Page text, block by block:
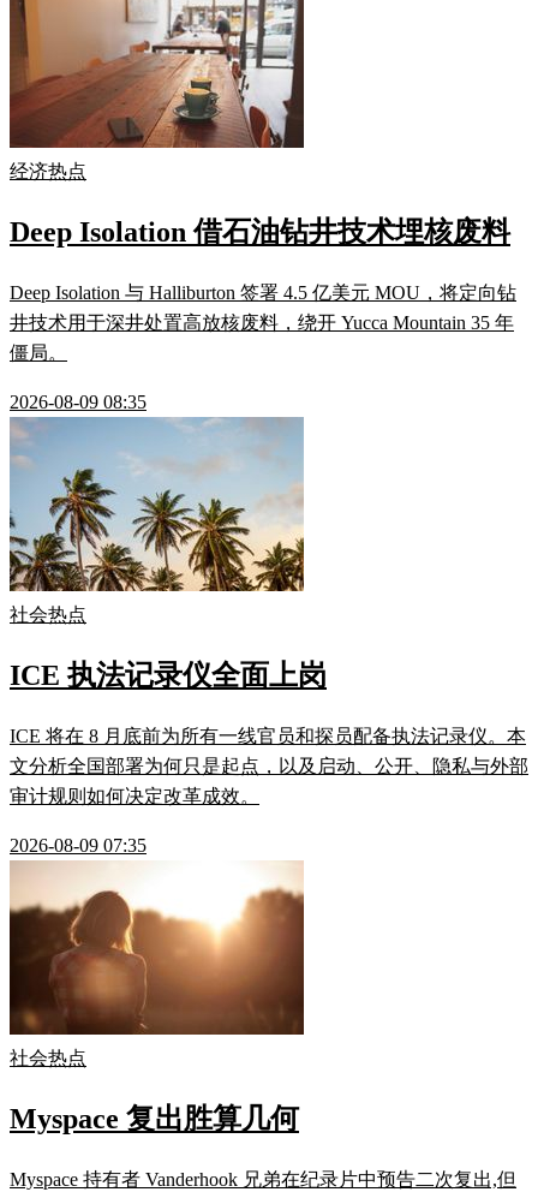
经济热点
Deep Isolation 借石油钻井技术埋核废料
Deep Isolation 与 Halliburton 签署 4.5 亿美元 MOU，将定向钻
井技术用于深井处置高放核废料，绕开 Yucca Mountain 35 年
僵局。
2026-08-09 08:35
社会热点
ICE 执法记录仪全面上岗
ICE 将在 8 月底前为所有一线官员和探员配备执法记录仪。本
文分析全国部署为何只是起点，以及启动、公开、隐私与外部
审计规则如何决定改革成效。
2026-08-09 07:35
社会热点
Myspace 复出胜算几何
Myspace 持有者 Vanderhook 兄弟在纪录片中预告二次复出,但